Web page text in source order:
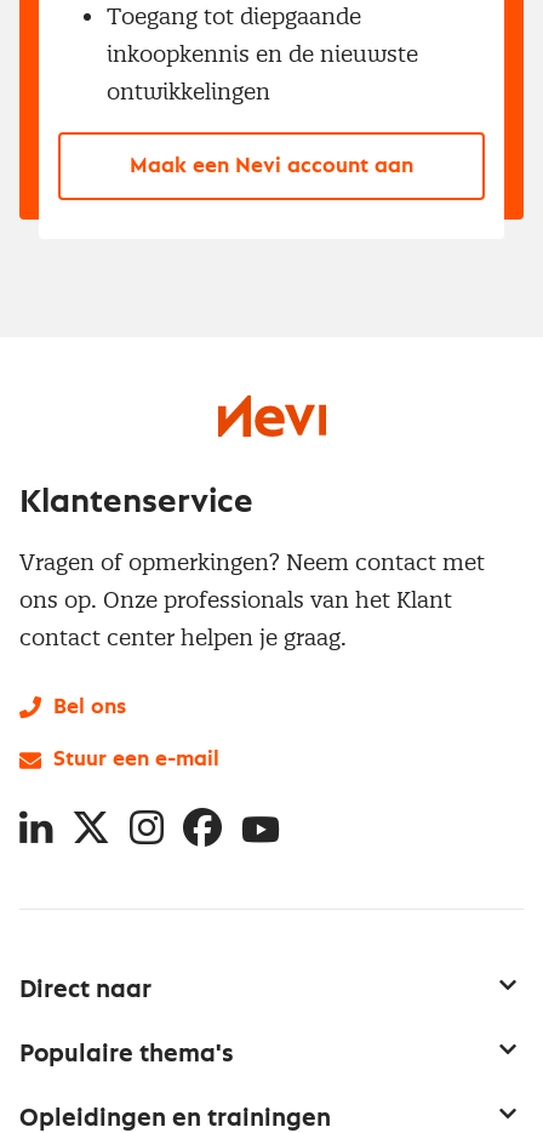
Toegang tot diepgaande
inkoopkennis en de nieuwste
ontwikkelingen
Maak een Nevi account aan
Direct naar
Netwerk en communities
Populaire thema's
Opleidingen en trainingen
Klantenservice
Vragen of opmerkingen? Neem contact met
ons op. Onze professionals van het Klant
contact center helpen je graag.
Bel ons
Stuur een e-mail
LinkedIn
X InstagramFacebookYouTube